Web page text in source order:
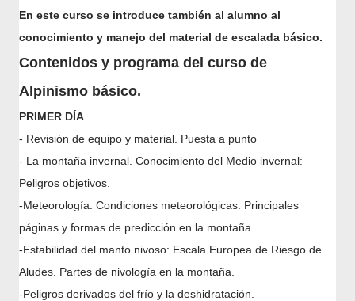
En este curso se introduce también al alumno al
conocimiento y manejo del material de escalada básico.
Contenidos y programa del curso de
Alpinismo básico.
PRIMER DÍA
- Revisión de equipo y material. Puesta a punto
- La montaña invernal. Conocimiento del Medio invernal:
Peligros objetivos.
-Meteorología: Condiciones meteorológicas. Principales
páginas y formas de predicción en la montaña.
-Estabilidad del manto nivoso: Escala Europea de Riesgo de
Aludes. Partes de nivología en la montaña.
-Peligros derivados del frío y la deshidratación.